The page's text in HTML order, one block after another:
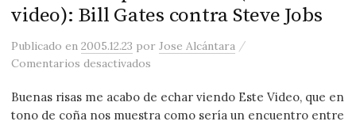
video): Bill Gates contra Steve Jobs
Publicadoen2005.12.23 porJose Alcántara /
Comentarios desactivados
Buenas risas me acabo de echar viendo Este Video, que en
tono de coña nos muestra como sería un encuentro entre